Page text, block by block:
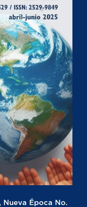
Nueva Época No.